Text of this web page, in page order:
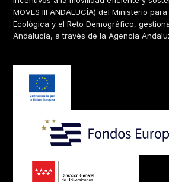
MOVES III ANDALUCÍA) del Ministerio
Ecológica y el Reto Demográfico,
Andalucía, a través de la Agencia